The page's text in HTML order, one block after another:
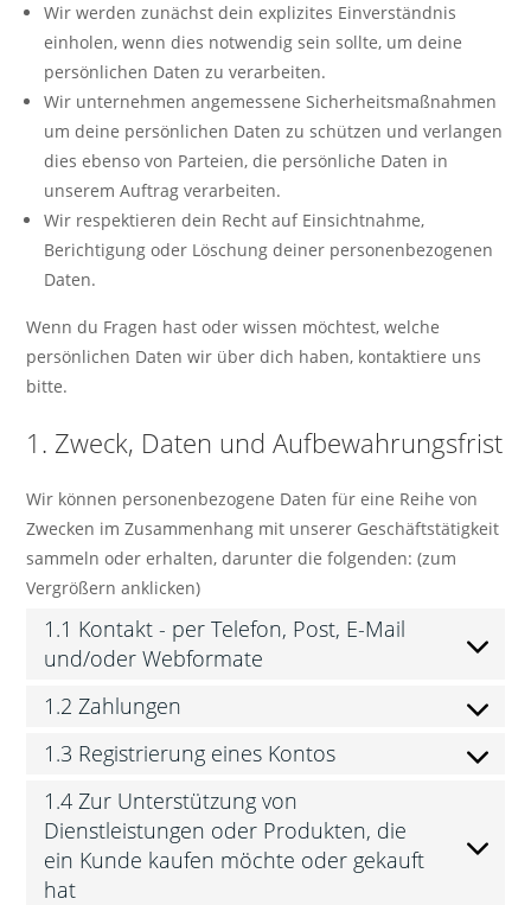
Wir werden zunächst dein explizites Einverständnis
einholen, wenn dies notwendig sein sollte, um deine
persönlichen Daten zu verarbeiten.
Wir unternehmen angemessene Sicherheitsmaßnahmen
um deine persönlichen Daten zu schützen und verlangen
dies ebenso von Parteien, die persönliche Daten in
unserem Auftrag verarbeiten.
Wir respektieren dein Recht auf Einsichtnahme,
Berichtigung oder Löschung deiner personenbezogenen
Daten.
Wenn du Fragen hast oder wissen möchtest, welche
persönlichen Daten wir über dich haben, kontaktiere uns
bitte.
1. Zweck, Daten und Aufbewahrungsfrist
Wir können personenbezogene Daten für eine Reihe von
Zwecken im Zusammenhang mit unserer Geschäftstätigkeit
sammeln oder erhalten, darunter die folgenden: (zum
Vergrößern anklicken)
1.1 Kontakt - per Telefon, Post, E-Mail
und/oder Webformate
1.2 Zahlungen
1.3 Registrierung eines Kontos
1.4 Zur Unterstützung von
Dienstleistungen oder Produkten, die
ein Kunde kaufen möchte oder gekauft
hat